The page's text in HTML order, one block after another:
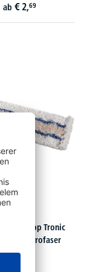
ab € 2,69
Sprintmop Tronic
50cm Microfaser